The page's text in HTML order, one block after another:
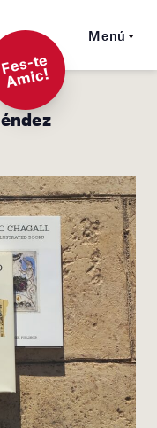
Menú
F
es-t
e
A
mi
c!